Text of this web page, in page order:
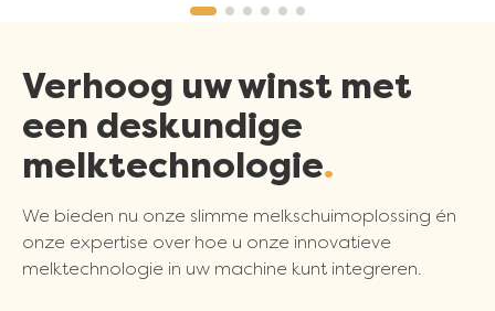
Verhoog uw winst met
een deskundige
melktechnologie
We bieden nu onze slimme melkschuimoplossing én
onze expertise over hoe u onze innovatieve
melktechnologie in uw machine kunt integreren.